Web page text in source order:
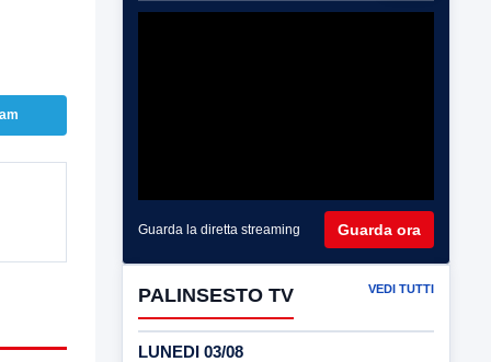
Guarda la diretta streaming Guarda ora
PALINSESTO TV VEDI TUTTI
LUNEDI 03/08